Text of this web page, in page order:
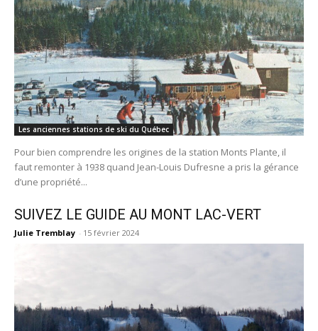
Les anciennes stations de ski du Québec
Pour bien comprendre les origines de la station Monts Plante, il
faut remonter à 1938 quand Jean-Louis Dufresne a pris la gérance
d’une propriété...
SUIVEZ LE GUIDE AU MONT LAC-VERT
Julie Tremblay - 15 février 2024